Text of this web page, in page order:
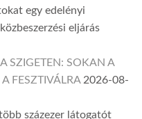
egy edelényi
eljárás
SZIGETEN: SOKAN A
FESZTIVÁLRA 2026-08-
százezer látogatót